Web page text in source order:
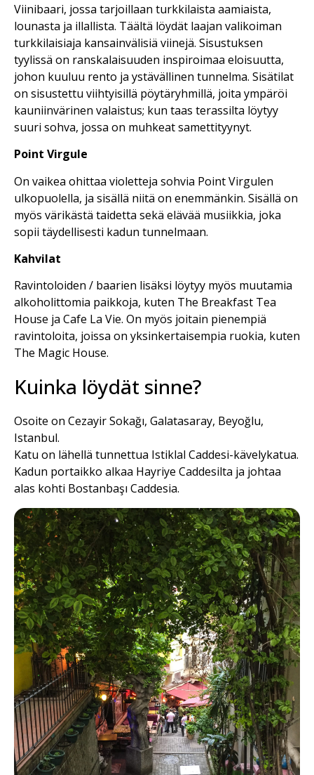
Viinibaari, jossa tarjoillaan turkkilaista aamiaista,
lounasta ja illallista. Täältä löydät laajan valikoiman
turkkilaisia ​​ja kansainvälisiä viinejä. Sisustuksen
tyylissä on ranskalaisuuden inspiroimaa eloisuutta,
johon kuuluu rento ja ystävällinen tunnelma. Sisätilat
on sisustettu viihtyisillä pöytäryhmillä, joita ympäröi
kauniinvärinen valaistus; kun taas terassilta löytyy
suuri sohva, jossa on muhkeat samettityynyt.
Point Virgule
On vaikea ohittaa violetteja sohvia Point Virgulen
ulkopuolella, ja sisällä niitä on enemmänkin. Sisällä on
myös värikästä taidetta sekä elävää musiikkia, joka
sopii täydellisesti kadun tunnelmaan.
Kahvilat
Ravintoloiden / baarien lisäksi löytyy myös muutamia
alkoholittomia paikkoja, kuten The Breakfast Tea
House ja Cafe La Vie. On myös joitain pienempiä
ravintoloita, joissa on yksinkertaisempia ruokia, kuten
The Magic House.
Kuinka löydät sinne?
Osoite on Cezayir Sokağı, Galatasaray, Beyoğlu,
Istanbul.
Katu on lähellä tunnettua Istiklal Caddesi-kävelykatua.
Kadun portaikko alkaa Hayriye Caddesilta ja johtaa
alas kohti Bostanbaşı Caddesia.